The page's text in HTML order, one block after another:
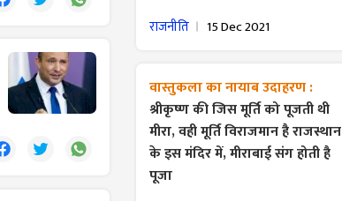
राजनीति 15 Dec 2021
वास्तुकला का नायाब उदाहरण :
श्रीकृष्ण की जिस मूर्ति को पूजती थी
मीरा, वही मूर्ति विराजमान है राजस्थान
के इस मंदिर में, मीराबाई संग होती है
पूजा